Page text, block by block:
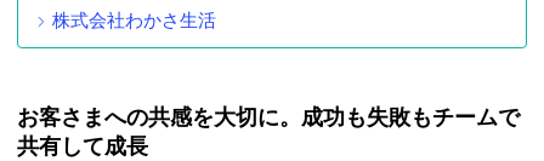
株式会社わかさ生活
お客さまへの共感を大切に。成功も失敗もチームで
共有して成長